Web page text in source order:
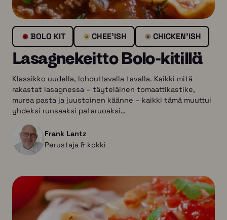
BOLO KIT CHEE'ISH CHICKEN'ISH
Lasagnekeitto Bolo-kitillä
Klassikko uudella, lohduttavalla tavalla. Kaikki mitä
rakastat lasagnessa – täyteläinen tomaattikastike,
murea pasta ja juustoinen käänne – kaikki tämä muuttui
yhdeksi runsaaksi pataruoaksi…
Frank Lantz
Perustaja & kokki